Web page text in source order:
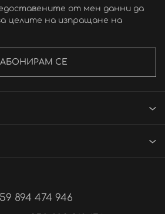
от мен данни да
целите на изпращане на
АБОНИРАМ СЕ
894 474 946